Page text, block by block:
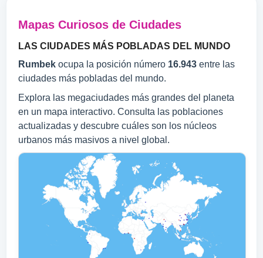
Mapas Curiosos de Ciudades
LAS CIUDADES MÁS POBLADAS DEL MUNDO
Rumbek ocupa la posición número 16.943 entre las
ciudades más pobladas del mundo.
Explora las megaciudades más grandes del planeta
en un mapa interactivo. Consulta las poblaciones
actualizadas y descubre cuáles son los núcleos
urbanos más masivos a nivel global.